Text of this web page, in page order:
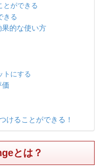
とができる
きる
的な使い方
トにする
けることができる！
とは？